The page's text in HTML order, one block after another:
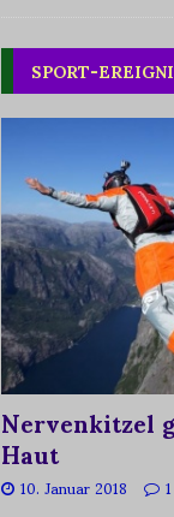
SPORT-
Nervenkitzel
Haut
10. Januar 2018 1